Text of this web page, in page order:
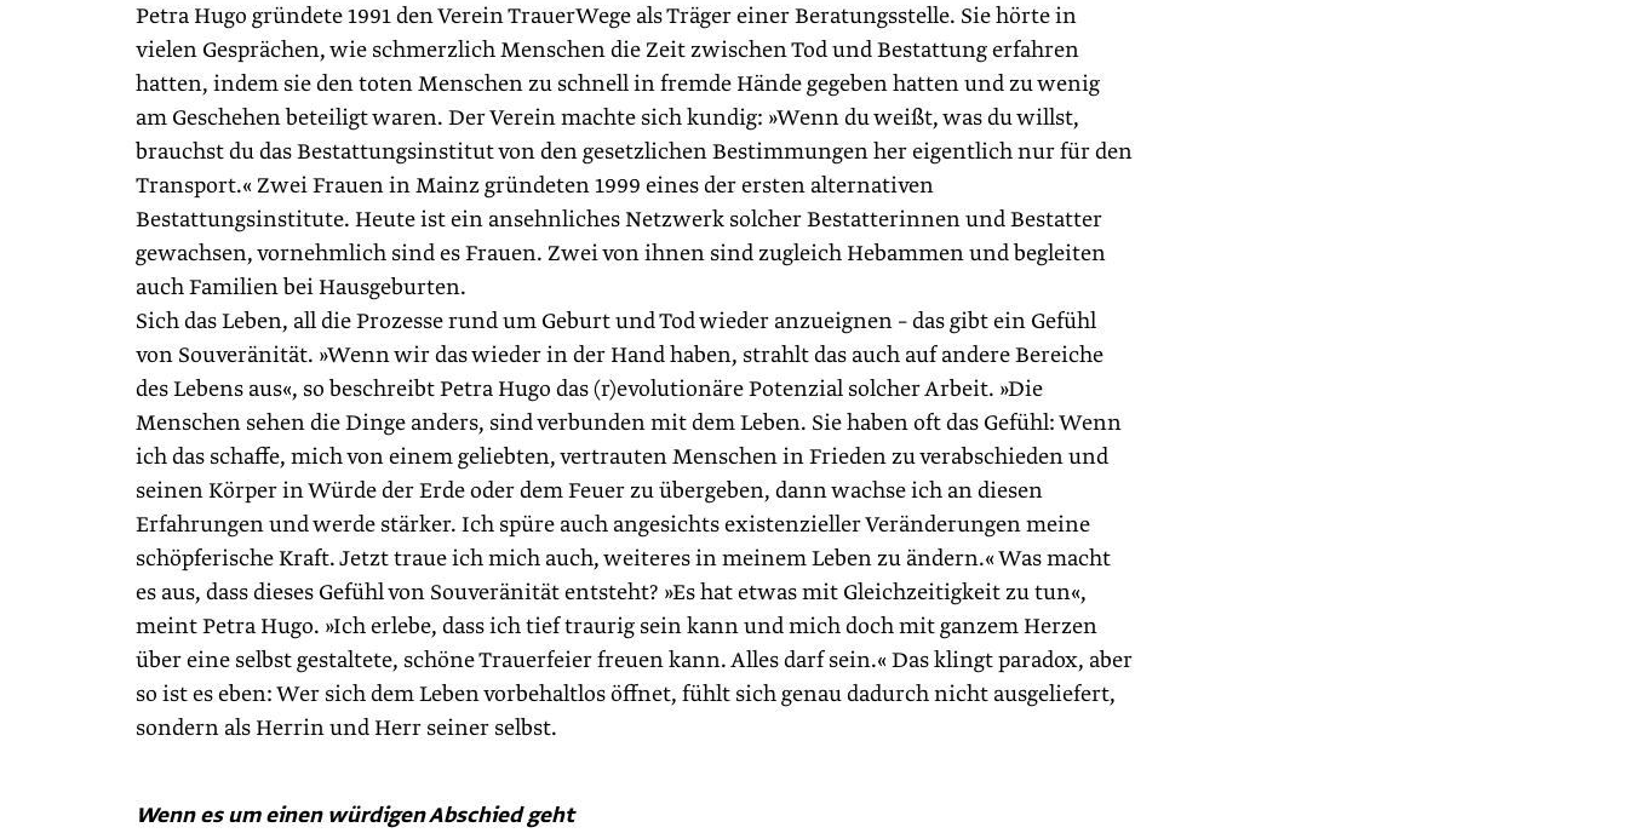
Petra Hugo gründete 1991 den Verein TrauerWege als Träger einer Beratungsstelle. Sie hörte in
vielen Gesprächen, wie schmerzlich Menschen die Zeit zwischen Tod und Bestattung erfahren
hatten, indem sie den toten Menschen zu schnell in fremde Hände gegeben hatten und zu wenig
am Geschehen beteiligt waren. Der Verein machte sich kundig: »Wenn du weißt, was du willst,
brauchst du das Bestattungsinstitut von den gesetzlichen Bestimmungen her eigentlich nur für den
Transport.« Zwei Frauen in Mainz gründeten 1999 eines der ersten alternativen
Bestattungsinstitute. Heute ist ein ansehnliches Netzwerk solcher Bestatterinnen und Bestatter
gewachsen, vornehmlich sind es Frauen. Zwei von ihnen sind zugleich Hebammen und begleiten
auch Familien bei Hausgeburten.
Sich das Leben, all die Prozesse rund um Geburt und Tod wieder anzueignen – das gibt ein Gefühl
von Souveränität. »Wenn wir das wieder in der Hand haben, strahlt das auch auf andere Bereiche
des Lebens aus«, so beschreibt Petra Hugo das (r)evolutionäre Potenzial solcher Arbeit. »Die
Menschen sehen die Dinge anders, sind verbunden mit dem Leben. Sie haben oft das Gefühl: Wenn
ich das schaffe, mich von einem geliebten, vertrauten Menschen in Frieden zu verabschieden und
seinen Körper in Würde der Erde oder dem Feuer zu übergeben, dann wachse ich an diesen
Erfahrungen und werde stärker. Ich spüre auch angesichts existenzieller Veränderungen meine
schöpferische Kraft. Jetzt traue ich mich auch, weiteres in meinem Leben zu ändern.« Was macht
es aus, dass dieses Gefühl von Souveränität entsteht? »Es hat etwas mit Gleichzeitigkeit zu tun«,
meint Petra Hugo. »Ich erlebe, dass ich tief traurig sein kann und mich doch mit ganzem Herzen
über eine selbst gestaltete, schöne Trauerfeier freuen kann. Alles darf sein.« Das klingt paradox, aber
so ist es eben: Wer sich dem Leben vorbehaltlos öffnet, fühlt sich genau dadurch nicht ausgeliefert,
sondern als Herrin und Herr seiner selbst.
Wenn es um einen würdigen Abschied geht